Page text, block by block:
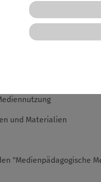
(MSA) stellen
und Materialien
"Medienpädagogische